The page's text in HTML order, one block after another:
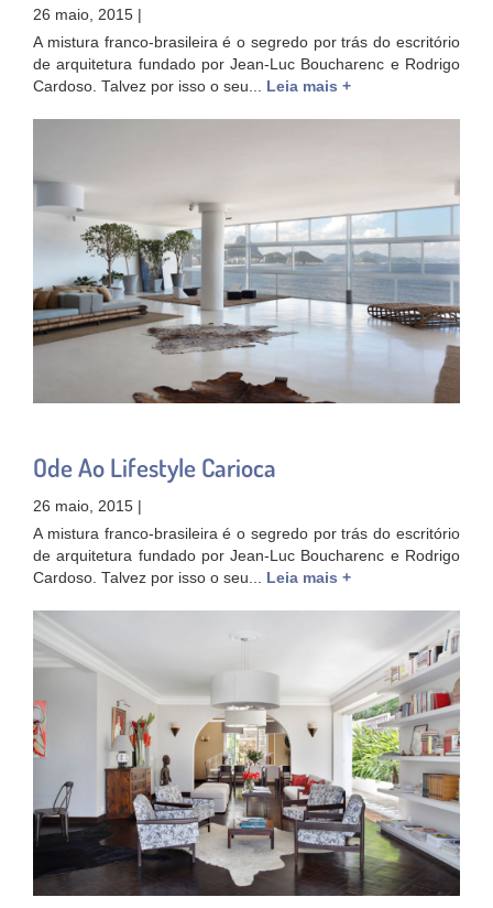
26 maio, 2015 |
A mistura franco-brasileira é o segredo por trás do escritório
de arquitetura fundado por Jean-Luc Boucharenc e Rodrigo
Cardoso. Talvez por isso o seu...
Leia mais +
Ode Ao Lifestyle Carioca
26 maio, 2015 |
A mistura franco-brasileira é o segredo por trás do escritório
de arquitetura fundado por Jean-Luc Boucharenc e Rodrigo
Cardoso. Talvez por isso o seu... Leia mais +